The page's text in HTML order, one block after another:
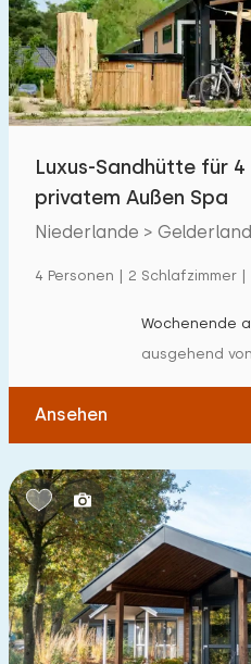
Schwimmbad
Eingezäunter Garten
Haustierfrei
Ladestation Auto
€ 0 — €
Schlafzimmern:
1 2 3 4
Badezimmer:
1 2 3 4
Luxus-Sandhütte für 4
privatem Außen Spa
Niederlande >
4 Personen | 2 Schlafzimmer
Wochenende
ausgehend
Ansehen